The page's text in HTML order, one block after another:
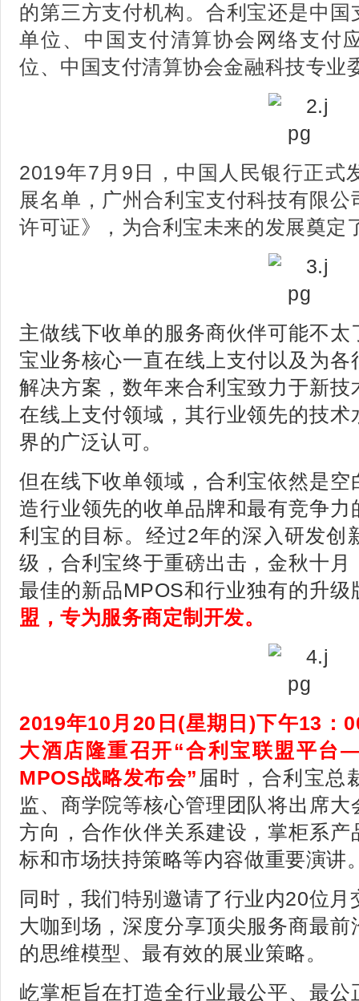
的第三方支付机构。合利宝还是中
单位、中国支付清算协会网络支付
位、中国支付清算协会金融科技专业
2019年7月9日，中国人民银行正式
展名单，广州合利宝支付科技有限
许可证》，为合利宝未来的发展奠定
主做线下收单的服务商伙伴可能不
宝业务核心一直在线上支付以及为
解决方案，数年来合利宝致力于新
在线上支付领域，其行业领先的技
界的广泛认可。
但在线下收单领域，合利宝依然是
造行业领先的收单品牌和最有竞争
利宝的目标。经过2年的深入研发创
级，合利宝终于重磅出击，金秋十
最佳的新品MPOS和行业独有的升
盟，专为服务商定制开发。
2019年10月20日(星期日)下午13：
大酒店隆重召开“合利宝联盟平
MPOS战略发布会” 届时，合利宝总
监、商学院等核心管理团队将出席
方向，合作伙伴关系建设，掌柜系
标和市场扶持策略等内容做重要演讲
同时，我们特别邀请了行业内20位
大咖到场，深度分享顶尖服务商最
的思维模型、最有效的展业策略。
屹掌柜旨在打造全行业最公平、最